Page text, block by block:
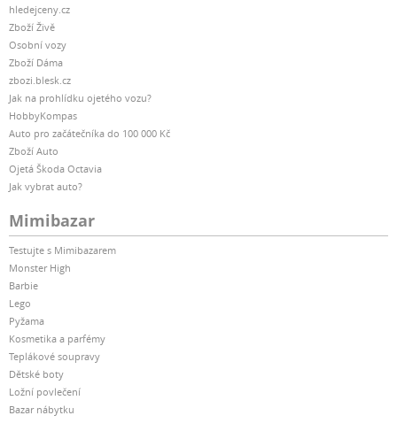
hledejceny.cz
Zboží Živě
Osobní vozy
Zboží Dáma
zbozi.blesk.cz
Jak na prohlídku ojetého vozu?
HobbyKompas
Auto pro začátečníka do 100 000 Kč
Zboží Auto
Ojetá Škoda Octavia
Jak vybrat auto?
Mimibazar
Testujte s Mimibazarem
Monster High
Barbie
Lego
Pyžama
Kosmetika a parfémy
Teplákové soupravy
Dětské boty
Ložní povlečení
Bazar nábytku